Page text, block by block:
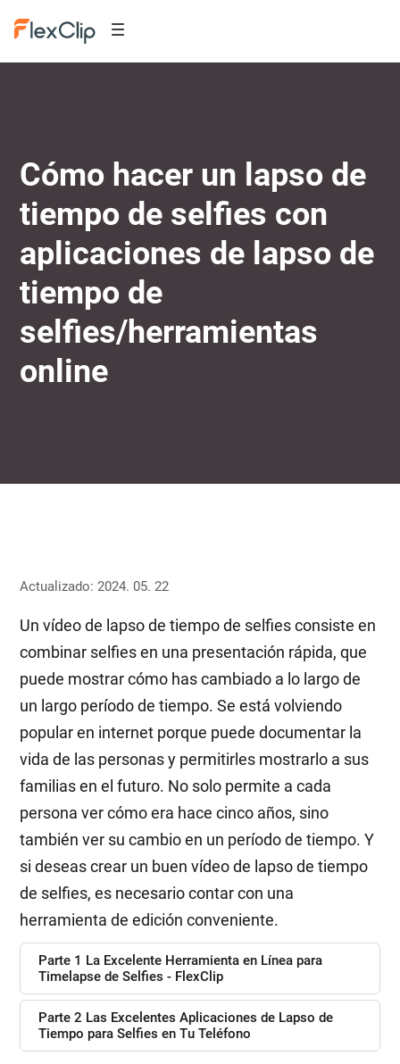
Cómo hacer un lapso de
tiempo de selfies con
aplicaciones de lapso de
tiempo de
selfies/herramientas
online
Actualizado: 2024. 05. 22
Un vídeo de lapso de tiempo de selfies consiste en
combinar selfies en una presentación rápida, que
puede mostrar cómo has cambiado a lo largo de
un largo período de tiempo. Se está volviendo
popular en internet porque puede documentar la
vida de las personas y permitirles mostrarlo a sus
familias en el futuro. No solo permite a cada
persona ver cómo era hace cinco años, sino
también ver su cambio en un período de tiempo. Y
si deseas crear un buen vídeo de lapso de tiempo
de selfies, es necesario contar con una
herramienta de edición conveniente.
Parte 1 La Excelente Herramienta en Línea para
Timelapse de Selfies - FlexClip
Parte 2 Las Excelentes Aplicaciones de Lapso de
Tiempo para Selfies en Tu Teléfono